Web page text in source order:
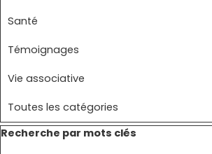
Santé
Témoignages
Vie associative
Toutes les catégories
Sauter le bloc Recherche par mots clés
Recherche par mots clés